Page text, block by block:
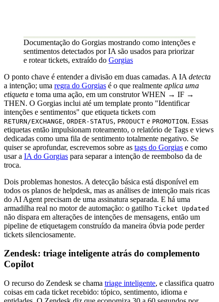
Documentação do Gorgias mostrando como intenções e
sentimentos detectados por IA são usados para priorizar
e rotear tickets, extraído do Gorgias
O ponto chave é entender a divisão em duas camadas. A IA detecta
a intenção; uma regra do Gorgias é o que realmente aplica uma
etiqueta e toma uma ação, em um construtor WHEN → IF →
THEN. O Gorgias inclui até um template pronto "Identificar
intenções e sentimentos" que etiqueta tickets com
RETURN/EXCHANGE, ORDER-STATUS, PRODUCT e PROMOTION. Essas
etiquetas então impulsionam roteamento, o relatório de Tags e views
dedicadas como uma fila de sentimento totalmente negativo. Se
quiser se aprofundar, escrevemos sobre as tags do Gorgias e como
usar a IA do Gorgias para separar a intenção de reembolso da de
troca.
Dois problemas honestos. A detecção básica está disponível em
todos os planos de helpdesk, mas as análises de intenção mais ricas
do AI Agent precisam de uma assinatura separada. E há uma
armadilha real no motor de automação: o gatilho Ticket Updated
não dispara em alterações de intenções de mensagens, então um
pipeline de etiquetagem construído da maneira óbvia pode perder
tickets silenciosamente.
Zendesk: triage inteligente atrás do complemento
Copilot
O recurso do Zendesk se chama triage inteligente, e classifica quatro
coisas em cada ticket recebido: tópico, sentimento, idioma e